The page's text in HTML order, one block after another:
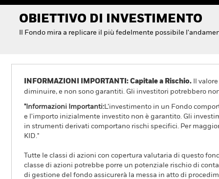
OBIETTIVO DI INVESTIMENTO
Il Fondo mira a replicare il più fedelmente possibile
INFORMAZIONI IMPORTANTI: Capitale a Rischio. Il
diminuire, e non sono garantiti. Gli investitori potrebbero
"Informazioni Importanti:L’investimento in un Fondo
e l'importo inizialmente investito non è garantito. Gli
in strumenti derivati comportano rischi specifici. Per
KID."
Tutte le classi di azioni con copertura valutaria di questo
classe di azioni potrebbe porre un potenziale rischio di
di gestione del fondo assicurerà la messa in atto di